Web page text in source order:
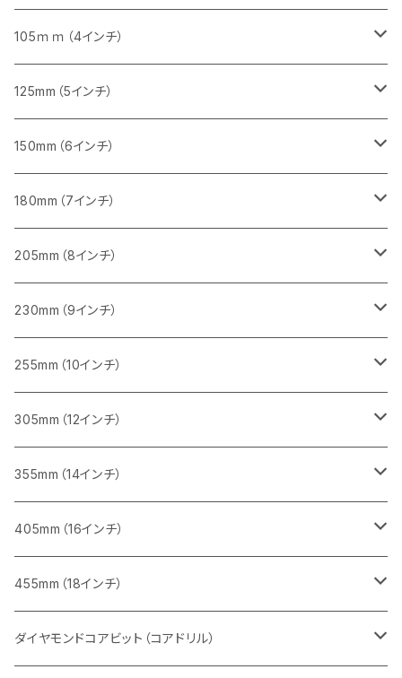
セグメント（特殊凸凹加工チップ）
セグメント
セグメント（一般道路カッター用
473mm（18インチ）
セグメント（一般道路カッター用
セグメント
セグメント（特殊凸凹加工チップ）
355mm（14インチ）
セグメント
セグメント（特殊凸凹加工チップ）
405mm（16インチ）
セグメントタイプ
砥石（補強綱入り）
砥石（補強綱入り）
355mm（14インチ）
砥石（補強綱入り）
255ｍｍ（10インチ）
一般道路カッター用
305ｍｍ（12インチ）
一般道路カッター用
355ｍｍ（14インチ）
一般道路カッター用
405mm（16インチ）
一般道路カッター用
455ｍｍ（18インチ）
一般道路カッター用
105ｍｍ（4インチ）
タイル切断用
みかげ石（御影石）切断用
コンクリート切断用
ブロック切断用
レンガ切断用
インターロッキング切断用
鋳鉄管切断用
ヒューム管・U字溝切断用
125mm（5インチ）
タイル切断用
みかげ石（御影石）切断用
コンクリート切断用
ブロック切断用
レンガ切断用
インターロッキング切断用
鋳鉄管切断用
ヒューム管・U字溝切断用
FRP切断用
塩ビ管・キッチンパネル切断用
150mm（6インチ）
みかげ石（御影石）切断用
コンクリート切断用
ブロック切断用
レンガ切断用
インターロッキング切断用
鋳鉄管切断用
ヒューム管・U字溝切断用
180mm（7インチ）
みかげ石（御影石）切断用
コンクリート切断用
ブロック切断用
レンガ切断用
インターロッキング切断用
鋳鉄管切断用
ヒューム管・U字溝切断用
205mm（8インチ）
みかげ石（御影石）切断用
コンクリート切断用
ブロック切断用
レンガ切断用
インターロッキング切断用
鋳鉄管切断用
ヒューム管・U字溝切断用
230mm（9インチ）
みかげ石（御影石）切断用
コンクリート切断用
ブロック切断用
レンガ切断用
インターロッキング切断用
鋳鉄管切断用
255mm（10インチ）
コンクリート切断用
一般道路カッター用
ブロック切断用
レンガ切断用
インターロッキング切断用
一般道路カッター用
ヒューム管・U字溝切断用
305mm（12インチ）
みかげ石（御影石）切断用
セグメント
セグメント（特殊凹凸加工チップ
鉄筋コンクリート切断用
セグメントタイプ
コンクリート切断用
セグメント
ブロック切断用
355mm（14インチ）
みかげ石（御影石）切断用
セグメント
セグメント（特殊凸凹加工チップ
鉄筋コンクリート切断用
セグメントタイプ
コンクリート切断用
405mm（16インチ）
みかげ石（御影石）切断用
セグメントタイプ
コンクリート切断用
455mm（18インチ）
道路コンクリート切断用
ダイヤモンドコアビット（コアドリル）